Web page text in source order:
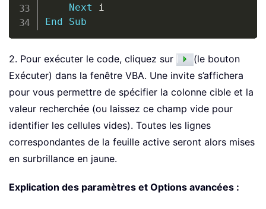
Next
End
Sub
2. Pour exécuter le code, cliquez sur
(le bouton
Exécuter) dans la fenêtre VBA. Une invite s’affichera
pour vous permettre de spécifier la colonne cible et la
valeur recherchée (ou laissez ce champ vide pour
identifier les cellules vides). Toutes les lignes
correspondantes de la feuille active seront alors mises
en surbrillance en jaune.
Explication des paramètres et Options avancées :